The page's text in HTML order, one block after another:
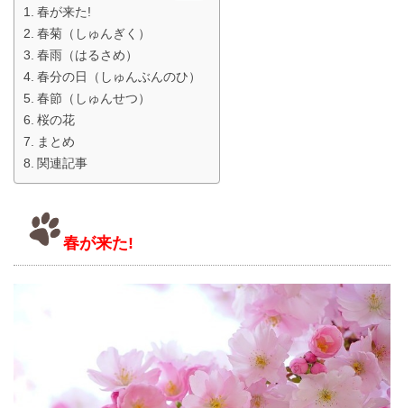
春が来た!
春菊（しゅんぎく）
春雨（はるさめ）
春分の日（しゅんぶんのひ）
春節（しゅんせつ）
桜の花
まとめ
関連記事
春が来た!